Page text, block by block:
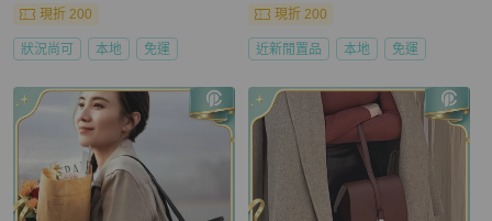
現折 200
狀況尚可 本地 免運
現折 200
近新閒置品 本地 免運